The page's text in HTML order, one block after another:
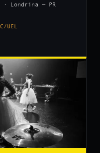
Londrina — PR
UEL